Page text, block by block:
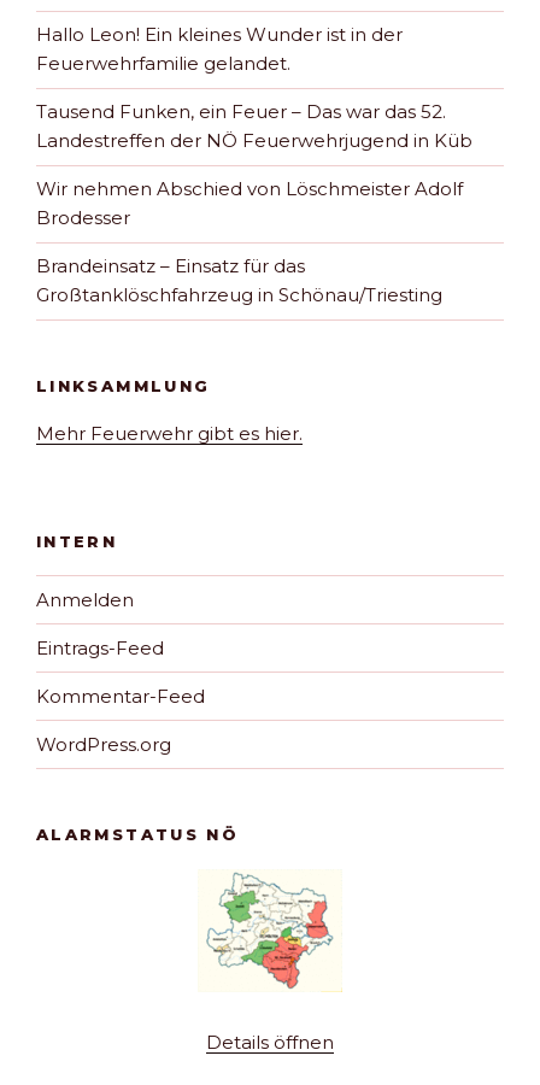
Hallo Leon! Ein kleines Wunder ist in der
Feuerwehrfamilie gelandet.
Tausend Funken, ein Feuer – Das war das 52.
Landestreffen der NÖ Feuerwehrjugend in Küb
Wir nehmen Abschied von Löschmeister Adolf
Brodesser
Brandeinsatz – Einsatz für das
Großtanklöschfahrzeug in Schönau/Triesting
LINKSAMMLUNG
Mehr Feuerwehr gibt es hier.
INTERN
Anmelden
Eintrags-Feed
Kommentar-Feed
WordPress.org
ALARMSTATUS NÖ
Details öffnen